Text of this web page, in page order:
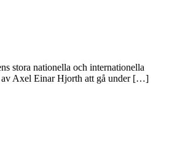
stora nationella och internationella
av Axel Einar Hjorth att gå under […]